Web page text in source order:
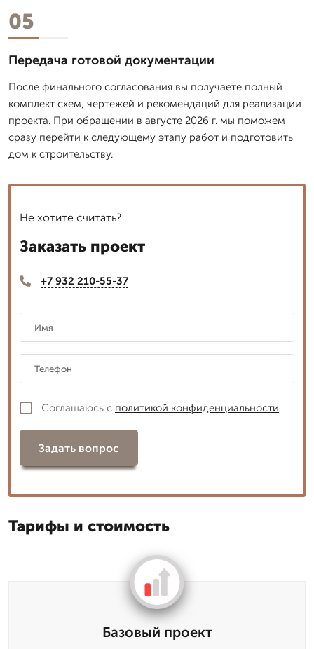
05
Передача готовой документации
После финального согласования вы получаете полный
комплект схем, чертежей и рекомендаций для реализации
проекта. При обращении в августе 2026 г. мы поможем
сразу перейти к следующему этапу работ и подготовить
дом к строительству.
Не хотите считать?
Заказать проект
+7 932 210-55-37
Соглашаюсь с политикой конфиденциальности
Задать вопрос
Тарифы и стоимость
Базовый проект